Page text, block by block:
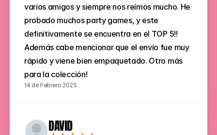
varios amigos y siempre nos reímos mucho. He
probado muchos party games, y este
definitivamente se encuentra en el TOP 5!!
Además cabe mencionar que el envío fue muy
rápido y viene bien empaquetado. Otro más
para la colección!
14 de Febrero 2025
DAVID